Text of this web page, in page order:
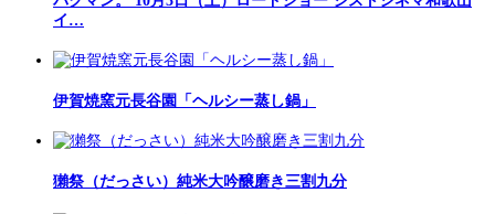
イ…
伊賀焼窯元長谷園「ヘルシー蒸し鍋」
獺祭（だっさい）純米大吟醸磨き三割九分